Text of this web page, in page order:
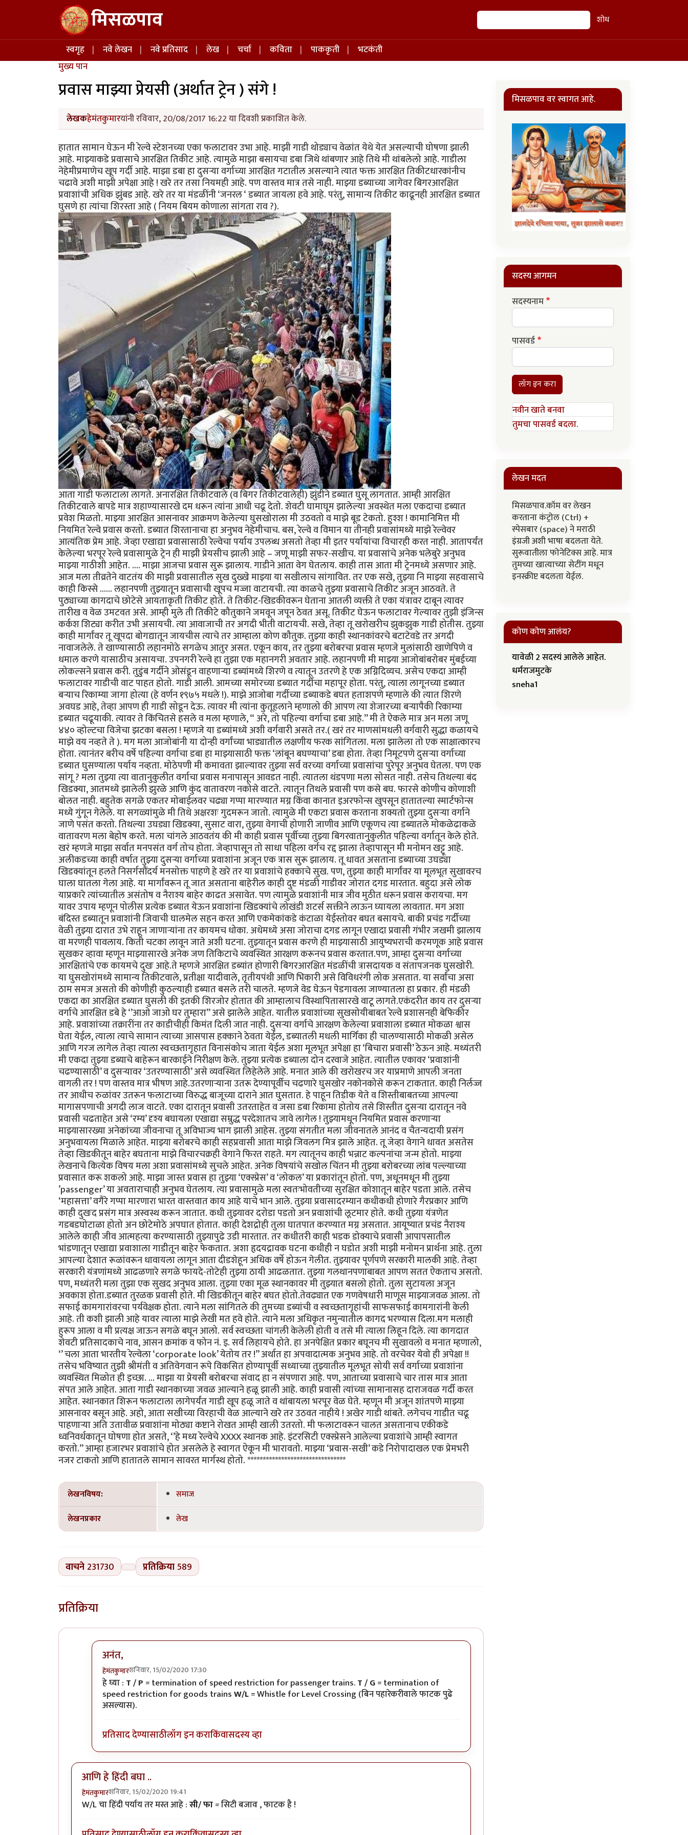
Skip to main content मिसळपाव शोध शोध
Main navigation
स्वगृह नवे लेखन नवे प्रतिसाद लेख चर्चा कविता पाककृती
भटकंती
मुख्य पान
प्रवास माझ्या प्रेयसी (अर्थात ट्रेन ) संगे !
लेखकहेमंतकुमारयांनी रविवार, 20/08/2017 16:22 या दिवशी प्रकाशित केले.
हातात सामान घेऊन मी रेल्वे स्टेशनच्या एका फलाटावर उभा आहे. माझी गाडी थोड्याच वेळांत येथे येत असल्याची घोषणा झाली
आहे. माझ्याकडे प्रवासाचे आरक्षित तिकीट आहे. त्यामुळे माझा बसायचा डबा जिथे थांबणार आहे तिथे मी थांबलेलो आहे. गाडीला
नेहेमीप्रमाणेच खूप गर्दी आहे. माझा डबा हा दुसऱ्या वर्गाच्या आरक्षित गटातील असल्याने त्यात फक्त आरक्षित तिकीटधारकांनीच
चढावे अशी माझी अपेक्षा आहे ! खरे तर तसा नियमही आहे. पण वास्तव मात्र तसे नाही. माझ्या डब्याच्या जागेवर बिगरआरक्षित
प्रवाशांची अधिक झुंबड आहे. खरे तर या मंडळींनी ‘जनरल ‘ डब्यात जायला हवे आहे. परंतु, सामान्य तिकीट काढूनही आरक्षित डब्यात
घुसणे हा त्यांचा शिरस्ता आहे ( नियम बियम कोणाला सांगता राव ?).
आता गाडी फलाटाला लागते. अनारक्षित तिकीटवाले (व बिगर तिकीटवालेही) झुंडीने डब्यात घुसू लागतात. आम्ही आरक्षित
तिकीटवाले बापडे मात्र शहाण्यासारखे दम धरून त्यांना आधी चढू देतो. शेवटी घामाघूम झालेल्या अवस्थेत मला एकदाचा डब्यात
प्रवेश मिळतो. माझ्या आरक्षित आसनावर आक्रमण केलेल्या घुसखोराला मी उठवतो व माझे बूड टेकतो. हुश्श ! कामानिमित्त मी
नियमित रेल्वे प्रवास करतो. डब्यात शिरतानाचा हा अनुभव नेहेमीचाच. बस, रेल्वे व विमान या तीनही प्रवासांमध्ये माझे रेल्वेवर
आत्यंतिक प्रेम आहे. जेव्हा एखाद्या प्रवासासाठी रेल्वेचा पर्याय उपलब्ध असतो तेव्हा मी इतर पर्यायांचा विचारही करत नाही. आतापर्यंत
केलेल्या भरपूर रेल्वे प्रवासामुळे ट्रेन ही माझी प्रेयसीच झाली आहे – जणू माझी सफर-सखीच. या प्रवासांचे अनेक भलेबुरे अनुभव
माझ्या गाठीशी आहेत. .... माझा आजचा प्रवास सुरू झालाय. गाडीने आता वेग घेतलाय. काही तास आता मी ट्रेनमध्ये असणार आहे.
आज मला तीव्रतेने वाटतंय की माझी प्रवासातील सुख दुख्खे माझ्या या सखीलाच सांगावित. तर एक सखे, तुझ्या नि माझ्या सहवासाचे
काही किस्से ...... लहानपणी तुझ्यातून प्रवासाची खूपच मज्जा वाटायची. त्या काळचे तुझ्या प्रवासाचे तिकीट अजून आठवते. ते
पुठ्याच्या कागदाचे छोटेसे आयताकृती तिकीट होते. ते तिकीट-खिडकीवरून घेताना आतली व्यक्ती ते एका यंत्रावर दाबून त्यावर
तारीख व वेळ उमटवत असे. आम्ही मुले ती तिकीटे कौतुकाने जमवून जपून ठेवत असू. तिकीट घेऊन फलाटावर गेल्यावर तुझी इंजिन्स
कर्कश शिट्या करीत उभी असायची. त्या आवाजाची तर अगदी भीती वाटायची. सखे, तेव्हा तू खरोखरीच झुकझुक गाडी होतीस. तुझ्या
काही मार्गांवर तू खूपदा बोगद्यातून जायचीस त्याचे तर आम्हाला कोण कौतुक. तुझ्या काही स्थानकांवरचे बटाटेवडे तर अगदी
नावाजलेले. ते खाण्यासाठी लहानमोठे सगळेच आतुर असत. एकून काय, तर तुझ्या बरोबरचा प्रवास म्हणजे मुलांसाठी खाणेपिणे व
धमाल करणे यासाठीच असायचा. उपनगरी रेल्वे हा तुझा एक महानगरी अवतार आहे. लहानपणी मी माझ्या आजोबांबरोबर मुंबईच्या
लोकल्सने प्रवास करी. तुडुंब गर्दीने ओसंडून वाहणाऱ्या डब्यांमध्ये शिरणे व त्यातून उतरणे हे एक अग्निदिव्यच. असेच एकदा आम्ही
फलाटावर गाडीची वाट पाहत होतो. गाडी आली. आमच्या समोरच्या डब्यात गर्दीचा महापूर होता. परंतु, त्याला लागूनच्या डब्यात
बऱ्याच रिकाम्या जागा होत्या (हे वर्णन १९७५ मधले !). माझे आजोबा गर्दीच्या डब्याकडे बघत हताशपणे म्हणाले की त्यात शिरणे
अवघड आहे, तेव्हा आपण ही गाडी सोडून देऊ. त्यावर मी त्यांना कुतूहलाने म्हणालो की आपण त्या शेजारच्या बऱ्यापैकी रिकाम्या
डब्यात चढूयाकी. त्यावर ते किंचितसे हसले व मला म्हणाले, “ अरे, तो पहिल्या वर्गाचा डबा आहे.’’ मी ते ऐकले मात्र अन मला जणू
४४० व्होल्टचा विजेचा झटका बसला ! म्हणजे या डब्यांमध्ये अशी वर्गवारी असते तर.( खरं तर माणसांमधली वर्गवारी सुद्धा कळायचे
माझे वय नव्हते ते ). मग मला आजोबांनी या दोन्ही वर्गांच्या भाड्यातील लक्षणीय फरक सांगितला. मला झालेला तो एक साक्षात्कारच
होता. त्यानंतर बरीच वर्षे पहिल्या वर्गाचा डबा हा माझ्यासाठी फक्त ‘लांबून बघण्याचा’ डबा होता. तेव्हा निमूटपणे दुसऱ्या वर्गाच्या
डब्यात घुसण्याला पर्याय नव्हता. मोठेपणी मी कमावता झाल्यावर तुझ्या सर्व वरच्या वर्गाच्या प्रवासांचा पुरेपूर अनुभव घेतला. पण एक
सांगू ? मला तुझ्या त्या वातानुकुलीत वर्गाचा प्रवास मनापासून आवडत नाही. त्यातला थंडपणा मला सोसत नाही. तसेच तिथल्या बंद
खिडक्या, आतमध्ये झालेली झुरळे आणि कुंद वातावरण नकोसे वाटते. त्यातून तिथले प्रवासी पण कसे बघ. फारसे कोणीच कोणाशी
बोलत नाही. बहुतेक सगळे एकतर मोबाईलवर चढ्या गप्पा मारण्यात मग्न किंवा कानात इअरफोन्स खुपसून हातातल्या स्मार्टफोन्स
मध्ये गुंगून गेलेले. या सगळ्यांमुळे मी तिथे अक्षरशः गुदमरून जातो. त्यामुळे मी एकटा प्रवास करताना शक्यतो तुझ्या दुसऱ्या वर्गाने
जाणे पसंत करतो. तिथल्या उघड्या खिडक्या, सुसाट वारा, तुझ्या वेगाची होणारी जाणीव आणि एकूणच त्या डब्यातले मोकळेढाकळे
वातावरण मला बेहोष करते. मला चांगले आठवतंय की मी काही प्रवास पूर्वीच्या तुझ्या बिगरवातानुकुलीत पहिल्या वर्गातून केले होते.
खरं म्हणजे माझा सर्वात मनपसंत वर्ग तोच होता. जेव्हापासून तो साधा पहिला वर्गच रद्द झाला तेव्हापासून मी मनोमन खट्टू आहे.
अलीकडच्या काही वर्षात तुझ्या दुसऱ्या वर्गाच्या प्रवाशांना अजून एक त्रास सुरू झालाय. तू धावत असताना डब्याच्या उघड्या
खिडक्यांतून हलते निसर्गसौंदर्य मनसोक्त पाहणे हे खरे तर या प्रवाशांचे हक्काचे सुख. पण, तुझ्या काही मार्गांवर या मूलभूत सुखावरच
घाला घातला गेला आहे. या मार्गांवरून तू जात असताना बाहेरील काही दुष्ट मंडळी गाडीवर जोरात दगड मारतात. बहुदा असे लोक
याप्रकारे त्यांच्यातील असंतोष व नैराश्य बाहेर काढत असावेत. पण त्यामुळे प्रवाशांनी मात्र जीव मुठीत धरून प्रवास करायचा. मग
यावर उपाय म्हणून पोलीस प्रत्येक डब्यात येऊन प्रवाशांना खिडक्यांचे लोखंडी शटर्स सक्तीने लाऊन घ्यायला लावतात. मग अशा
बंदिस्त डब्यातून प्रवाशांनी जिवाची घालमेल सहन करत आणि एकमेकांकडे कंटाळा येईस्तोवर बघत बसायचे. बाकी प्रचंड गर्दीच्या
वेळी तुझ्या दारात उभे राहून जाणाऱ्यांना तर कायमच धोका. अधेमध्ये असा जोराचा दगड लागून एखादा प्रवासी गंभीर जखमी झालाय
वा मरणही पावलाय. किती चटका लावून जाते अशी घटना. तुझ्यातून प्रवास करणे ही माझ्यासाठी आयुष्यभराची करमणूक आहे प्रवास
सुखकर व्हावा म्हणून माझ्यासारखे अनेक जण तिकिटाचे व्यवस्थित आरक्षण करूनच प्रवास करतात.पण, आम्हा दुसऱ्या वर्गाच्या
आरक्षितांचे एक कायमचे दुखः आहे.ते म्हणजे आरक्षित डब्यांत होणारी बिगरआरक्षित मंडळींची त्रासदायक व संतापजनक घुसखोरी.
या घुसखोरांमध्ये सामान्य तिकीटवाले, प्रतीक्षा यादीवाले, तृतीयपंथी आणि भिकारी असे विविधरंगी लोक असतात. या सर्वांचा असा
ठाम समज असतो की कोणीही कुठल्याही डब्यात बसले तरी चालते. म्हणजे वेड घेऊन पेडगावला जाण्यातला हा प्रकार. ही मंडळी
एकदा का आरक्षित डब्यात घुसली की इतकी शिरजोर होतात की आम्हालाच विस्थापितासारखे वाटू लागते.एकंदरीत काय तर दुसऱ्या
वर्गाचे आरक्षित डबे हे ‘’आओ जाओ घर तुम्हारा’’ असे झालेले आहेत. यातील प्रवाशांच्या सुखसोयीबाबत रेल्वे प्रशासनही बेफिकीर
आहे. प्रवाशांच्या तक्रारींना तर काडीचीही किमंत दिली जात नाही. दुसऱ्या वर्गाचे आरक्षण केलेल्या प्रवाशाला डब्यात मोकळा श्वास
घेता येईल, त्याला त्याचे सामान त्याच्या आसपास हक्काने ठेवता येईल, डब्यातली मधली मार्गिका ही चालण्यासाठी मोकळी असेल
आणि गरज लागेल तेव्हा त्याला स्वच्छतागृहात विनासंकोच जाता येईल अशा मूलभूत अपेक्षा हा ‘बिचारा प्रवासी’ ठेऊन आहे. मध्यंतरी
मी एकदा तुझ्या डब्याचे बाहेरून बारकाईने निरीक्षण केले. तुझ्या प्रत्येक डब्याला दोन दरवाजे आहेत. त्यातील एकावर ‘प्रवाशांनी
चढण्यासाठी’ व दुसऱ्यावर ‘उतरण्यासाठी’ असे व्यवस्थित लिहेलेले आहे. मनात आले की खरोखरच जर याप्रमाणे आपली जनता
वागली तर ! पण वास्तव मात्र भीषण आहे.उतरणाऱ्याना उतरू देण्यापूर्वीच चढणारे घुसखोर नकोनकोसे करून टाकतात. काही निर्लज्ज
तर आधीच रुळांवर उतरून फलाटाच्या विरुद्ध बाजूच्या दाराने आत घुसतात. हे पाहून तिडीक येते व शिस्तीबाबतच्या आपल्या
मागासपणाची अगदी लाज वाटते. एका दारातून प्रवासी उतरताहेत व जसा डबा रिकामा होतोय तसे शिस्तीत दुसऱ्या दारातून नवे
प्रवासी चढताहेत असे ‘रम्य’ दृश्य बघायला एखाद्या सम्रुद्ध परदेशातच जावे लागेल ! तुझ्यामधून नियमित प्रवास करणाऱ्या
माझ्यासारख्या अनेकांच्या जीवनाचा तू अविभाज्य भाग झाली आहेस. तुझ्या संगतीत मला जीवनातले आनंद व चैतन्यदायी प्रसंग
अनुभवायला मिळाले आहेत. माझ्या बरोबरचे काही सहप्रवासी आता माझे जिवलग मित्र झाले आहेत. तू जेव्हा वेगाने धावत असतेस
तेव्हा खिडकीतून बाहेर बघताना माझे विचारचक्रही वेगाने फिरत राहते. मग त्यातूनच काही भन्नाट कल्पनांचा जन्म होतो. माझ्या
लेखनाचे कित्येक विषय मला अशा प्रवासांमध्ये सुचले आहेत. अनेक विषयांचे सखोल चिंतन मी तुझ्या बरोबरच्या लांब पल्ल्याच्या
प्रवासात करू शकलो आहे. माझा जास्त प्रवास हा तुझ्या ‘एक्स्प्रेस’ व ‘लोकल’ या प्रकारांतून होतो. पण, अधूनमधून मी तुझ्या
’passenger’ या अवताराचाही अनुभव घेतलाय. त्या प्रवासामुळे मला स्वतःभोवतीच्या सुरक्षित कोशातून बाहेर पडता आले. तसेच
‘महासत्ता’ वगैरे गप्पा मारणारा भारत वास्तवात काय आहे याचे भान आले. तुझ्या प्रवासादरम्यान कधीकधी होणारे गैरप्रकार आणि
काही दुखःद प्रसंग मात्र अस्वस्थ करून जातात. कधी तुझ्यावर दरोडा पडतो अन प्रवाशांची लूटमार होते. कधी तुझ्या यंत्रणेत
गडबडघोटाळा होतो अन छोटेमोठे अपघात होतात. काही देशद्रोही तुला घातपात करण्यात मग्न असतात. आयूष्यात प्रचंड नैराश्य
आलेले काही जीव आत्महत्या करण्यासाठी तुझ्यापुढे उडी मारतात. तर कधीतरी काही भडक डोक्याचे प्रवासी आपापसातील
भांडणातून एखाद्या प्रवाशाला गाडीतून बाहेर फेकतात. अशा हृदयद्रावक घटना कधीही न घडोत अशी माझी मनोमन प्रार्थना आहे. तुला
आपल्या देशात रूळांवरून धावायला लागून आता दीडशेहून अधिक वर्षे होऊन गेलीत. तुझ्यावर पूर्णपणे सरकारी मालकी आहे. तेव्हा
सरकारी यंत्रणांमध्ये आढळणारे सगळे फायदे-तोटेही तुझ्या ठायी आढळतात. तुझ्या गलथानपणाबाबत आपण सतत ऐकताच असतो.
पण, मध्यंतरी मला तुझा एक सुखद अनुभव आला. तुझ्या एका मूळ स्थानकावर मी तुझ्यात बसलो होतो. तुला सुटायला अजून
अवकाश होता.डब्यात तुरळक प्रवासी होते. मी खिडकीतून बाहेर बघत होतो.तेवढ्यात एक गणवेषधारी माणूस माझ्याजवळ आला. तो
सफाई कामगारांवरचा पर्यवेक्षक होता. त्याने मला सांगितले की तुमच्या डब्यांची व स्वच्छतागृहांची साफसफाई कामगारांनी केली
आहे. ती कशी झाली आहे यावर त्याला माझे लेखी मत हवे होते. त्याने मला अधिकृत नमुन्यातील कागद भरण्यास दिला.मग मलाही
हुरूप आला व मी प्रत्यक्ष जाऊन सगळे बघून आलो. सर्व स्वच्छता चांगली केलेली होती व तसे मी त्याला लिहून दिले. त्या कागदात
शेवटी प्रतिसादकाचे नाव, आसन क्रमांक व फोन नं. इ. सर्व लिहायचे होते. हा अनपेक्षित प्रकार बघूनच मी सुखावलो व मनात म्हणालो,
‘’ चला आता भारतीय रेल्वेला ‘corporate look’ येतोय तर !” अर्थात हा अपवादात्मक अनुभव आहे. तो वरचेवर येवो ही अपेक्षा !!
तसेच भविष्यात तुझी श्रीमंती व अतिवेगवान रूपे विकसित होण्यापूर्वी सध्याच्या तुझ्यातील मूलभूत सोयी सर्व वर्गाच्या प्रवाशांना
व्यवस्थित मिळोत ही इच्छा. ... माझा या प्रेयसी बरोबरचा संवाद हा न संपणारा आहे. पण, आताच्या प्रवासाचे चार तास मात्र आता
संपत आले आहेत. आता गाडी स्थानकाच्या जवळ आल्याने हळू झाली आहे. काही प्रवासी त्यांच्या सामानासह दाराजवळ गर्दी करत
आहेत. स्थानकात शिरून फलाटाला लागेपर्यंत गाडी खूप हळू जाते व थांबायला भरपूर वेळ घेते. म्हणून मी अजून शांतपणे माझ्या
आसनावर बसून आहे. अहो, आता सखीच्या विरहाची वेळ आल्याने खरे तर उठवत नाहीये ! अखेर गाडी थांबते. लगेचच गाडीत चढू
पाहणाऱ्या अति उतावीळ प्रवाशांना मोठ्या कष्टाने रोखत आम्ही खाली उतरतो. मी फलाटावरून चालत असतानाच एकीकडे
ध्वनिवर्धकातून घोषणा होत असते, ‘’हे मध्य रेल्वेचे XXXX स्थानक आहे. इंटरसिटी एक्स्प्रेसने आलेल्या प्रवाशांचे आम्ही स्वागत
करतो.’’ आम्हा हजारभर प्रवाशांचे होत असलेले हे स्वागत ऐकून मी भारावतो. माझ्या ‘प्रवास-सखी’ कडे निरोपादाखल एक प्रेमभरी
नजर टाकतो आणि हातातले सामान सावरत मार्गस्थ होतो. ********************************
लेखनविषय:
समाज
लेखनप्रकार
लेख
वाचने 231730 प्रतिक्रिया589
प्रतिक्रिया
अनंत,
हेमंतकुमारशनिवार, 15/02/2020 17:30
In reply toरेल्वे रुळांच्याbyअनन्त्_यात्री
हे घ्या : T / P = termination of speed restriction for passenger trains.T / G= termination of
speed restriction for goods trainsW/L= Whistle for Level Crossing (बिन पहारेकरीवाले फाटक पुढे
असल्यास).
प्रतिसाद देण्यासाठीलॉग इन कराकिंवासदस्य व्हा
आणि हे हिंदी बघा ..
हेमंतकुमारशनिवार, 15/02/2020 19:41
W/L चा हिंदी पर्याय तर मस्त आहे :सी/ फा= सिटी बजाव , फाटक है !
मिसळपाव वर स्वागत आहे.
सदस्य आगमन
सदस्यनाम
पासवर्ड
लॉग इन करा
नवीन खाते बनवा
तुमचा पासवर्ड बदला.
लेखन मदत
मिसळपाव.कॉम वर लेखन
करताना कंट्रोल (Ctrl) +
स्पेसबार (space) ने मराठी
इंग्रजी अशी भाषा बदलता येते.
सुरूवातीला फोनेटिक्स आहे. मात्र
तुमच्या खात्याच्या सेटींग मधून
इनस्क्रीप्ट बदलता येईल.
कोण कोण आलंय?
यावेळी 2 सदस्यं आलेले आहेत.
धर्मराजमुटके
sneha1